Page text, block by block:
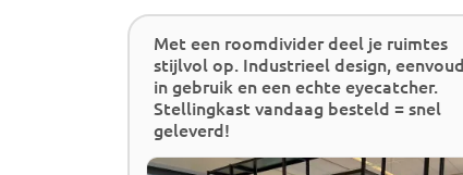
Met een roomdivider deel je ruimtes
stijlvol op. Industrieel design,
in gebruik en een echte eyecatcher.
Stellingkast vandaag besteld = snel
geleverd!